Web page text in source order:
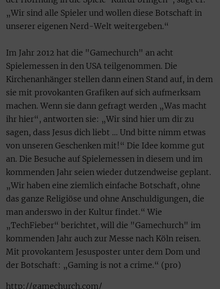
„Wir sind alle Spieler und wollen diese Botschaft in
unserer eigenen Nerd-Welt weitergeben.“
Im Jahr 2012 hat die "Gamechurch" an acht
Spielemessen in den USA teilgenommen. Die
Kirchenanhänger stellen dann einen Stand auf, in dem
sie mit provokanten Grafiken auf sich aufmerksam
machen. Wenn sie dann gefragt werden „Was macht
ihr hier“, antworten sie: „Wir sind hier um dir zu
sagen, dass Jesus dich liebt … Und bitte nimm etwas
von unseren Geschenken mit!“ Die Idee komme gut
an. Die Besuche auf Spielemessen in diesem und im
kommenden Jahr seien wieder dutzendweise geplant.
„Wir haben eine ziemlich einfache Botschaft, ohne
das ganze Religiöse und ohne Anschuldigungen, die
man anderswo in der Kultur findet.“ Wie
„TechFieber“ berichtet, will die "Gamechurch" im
kommenden Jahr auch zur Messe nach Köln reisen.
Mit provokantem Jesusposter unter dem Dom und
der Botschaft: „Gaming is not a crime.“ (pro)
http://gamechurch.com/